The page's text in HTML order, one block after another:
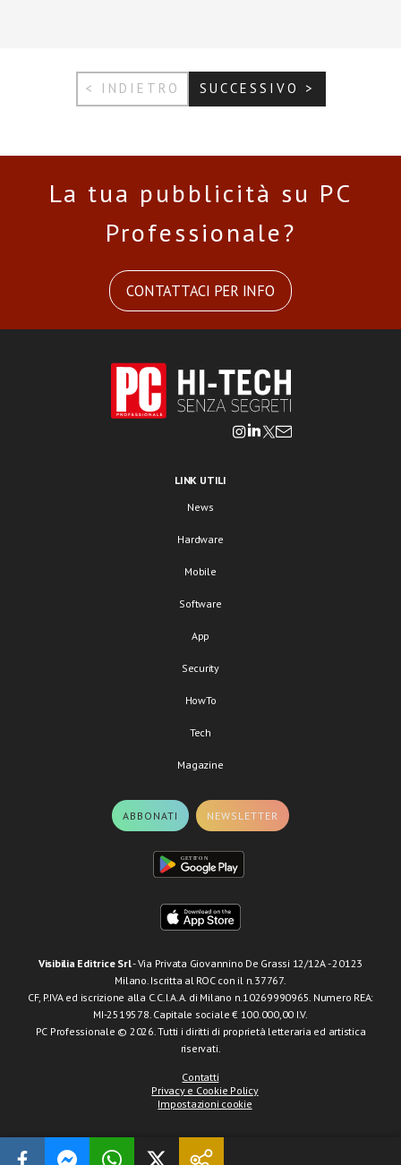
< INDIETRO SUCCESSIVO >
La tua pubblicità su PC
Professionale?
CONTATTACI PER INFO
LINK UTILI
News
Hardware
Mobile
Software
App
Security
HowTo
Tech
Magazine
ABBONATI NEWSLETTER
Visibilia Editrice Srl- Via Privata Giovannino De Grassi 12/12A - 20123
Milano. Iscritta al ROC con il n.37767.
CF, P.IVA ed iscrizione alla C.C.I.A.A. di Milano n.10269990965. Numero REA:
MI-2519578. Capitale sociale € 100.000,00 I.V.
PC Professionale © 2026. Tutti i diritti di proprietà letteraria ed artistica
riservati.
Contatti
Privacy e Cookie Policy
Impostazioni cookie